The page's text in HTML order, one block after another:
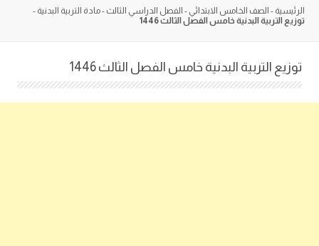
الرئيسية - الصف الخامس الابتدائي - الفصل الدراسي الثالث -مادة التربية البدنية -
توزيع التربية البدنية خامس الفصل الثالث 1446
توزيع التربية البدنية خامس الفصل الثالث 1446